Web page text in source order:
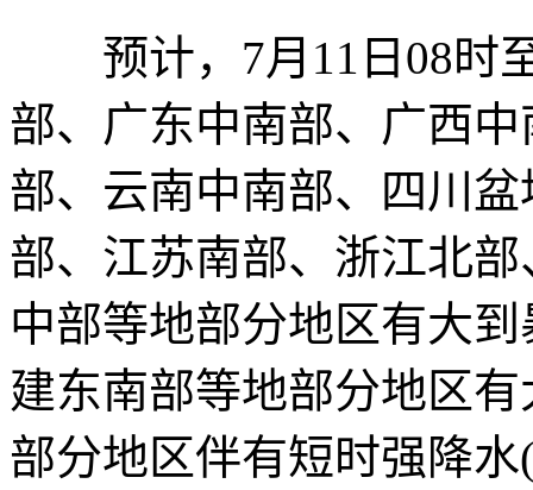
预计，7月11日08时至
部、广东中南部、广西
部、云南中南部、四川
部、江苏南部、浙江北
中部等地部分地区有大
建东南部等地部分地区
部分地区伴有短时强降